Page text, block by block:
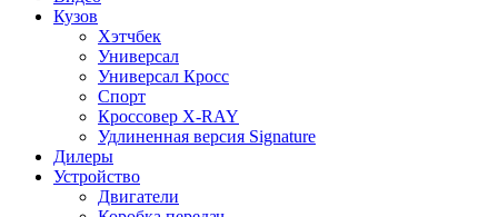
Кузов
Хэтчбек
Универсал
Универсал Кросс
Спорт
Кроссовер X-RAY
Удлиненная версия Signature
Дилеры
Устройство
Двигатели